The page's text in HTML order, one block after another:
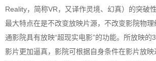
Reality，简称VR，又译作灵境、幻真）的突破
最大特点在是不改变放映片源，不改变影院物
通影院具有放映“超现实电影”的功能。所放映的
影片更加逼真，影院可根据自身条件在影片放